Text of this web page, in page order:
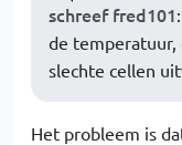
schreef fred101:
de temperatuur,
slechte cellen
Het probleem is